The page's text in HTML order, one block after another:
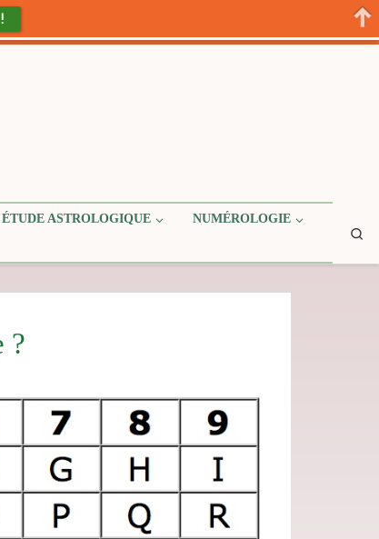
ASTROLOGIQUE
NUMÉROLOGIE
?